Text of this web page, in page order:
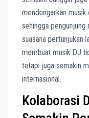
mendengarkan
sehingga pengunjung
suasana pertunjukan
membuat musik DJ
tetapi juga semakin
internasional.
Kolaborasi